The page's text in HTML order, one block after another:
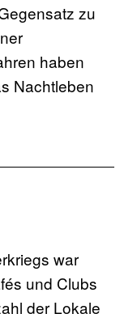
zu
haben
Nachtleben
war
und Clubs
der Lokale